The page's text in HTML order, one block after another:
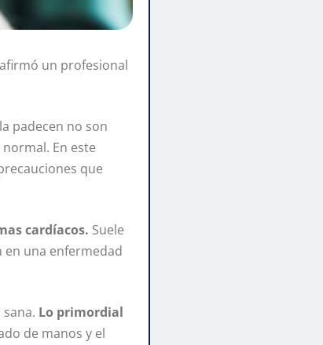
un profesional
padecen no son
En este
que
cardíacos. Suele
en una enfermedad
Lo primordial
de manos y el